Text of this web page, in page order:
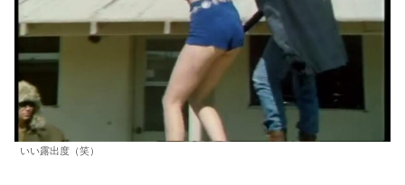
いい露出度（笑）